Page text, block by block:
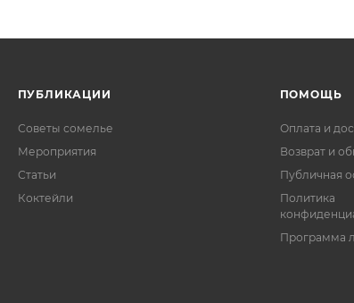
ПУБЛИКАЦИИ
Советы сомелье
Мероприятия
Статьи
Коктейли
ПОМОЩЬ
Оплата и
Возврат и
Публичная
Политика
Программа